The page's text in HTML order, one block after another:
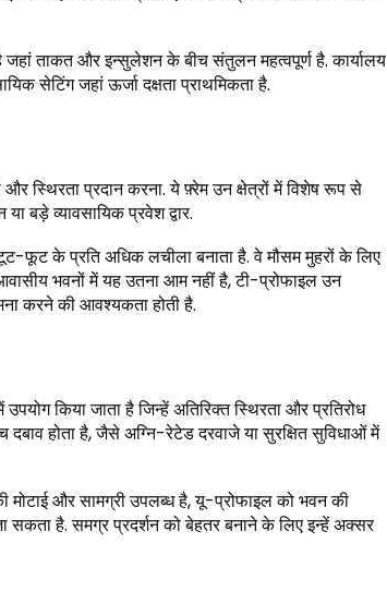
जहां ताकत और इन्सुलेशन के बीच संतुलन महत्वपूर्ण है. कार्यालय
सेटिंग जहां ऊर्जा दक्षता प्राथमिकता है.
स्थिरता प्रदान करना. ये फ़्रेम उन क्षेत्रों में विशेष रूप से
बड़े व्यावसायिक प्रवेश द्वार.
फूट के प्रति अधिक लचीला बनाता है. वे मौसम मुहरों के लिए
भवनों में यह उतना आम नहीं है, टी-प्रोफाइल उन
करने की आवश्यकता होती है.
किया जाता है जिन्हें अतिरिक्त स्थिरता और प्रतिरोध
होता है, जैसे अग्नि-रेटेड दरवाजे या सुरक्षित सुविधाओं में
मोटाई और सामग्री उपलब्ध है, यू-प्रोफाइल को भवन की
है. समग्र प्रदर्शन को बेहतर बनाने के लिए इन्हें अक्सर